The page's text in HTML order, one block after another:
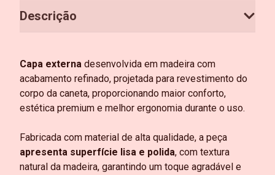
Descrição
Capa externa desenvolvida em madeira com
acabamento refinado, projetada para revestimento do
corpo da caneta, proporcionando maior conforto,
estética premium e melhor ergonomia durante o uso.
Fabricada com material de alta qualidade, a peça
apresenta superfície lisa e polida, com textura
natural da madeira, garantindo um toque agradável e